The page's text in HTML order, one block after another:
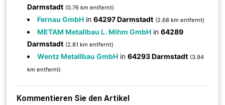
Darmstadt (0.76 km entfernt)
Fernau GmbH in64297 Darmstadt (2.68 km entfernt)
METAM Metallbau L. Mihm GmbH in64289
Darmstadt (2.81 km entfernt)
Wentz Metallbau GmbH in64293 Darmstadt (3.94
km entfernt)
Kommentieren Sie den Artikel